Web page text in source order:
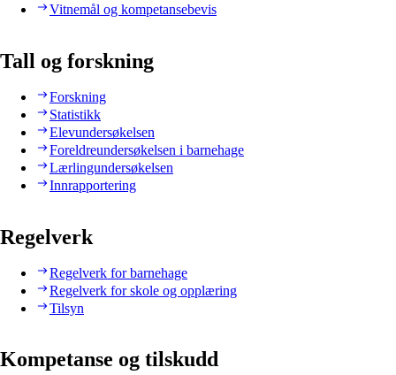
Vitnemål og kompetansebevis
Tall og forskning
Forskning
Statistikk
Elevundersøkelsen
Foreldreundersøkelsen i barnehage
Lærlingundersøkelsen
Innrapportering
Regelverk
Regelverk for barnehage
Regelverk for skole og opplæring
Tilsyn
Kompetanse og tilskudd